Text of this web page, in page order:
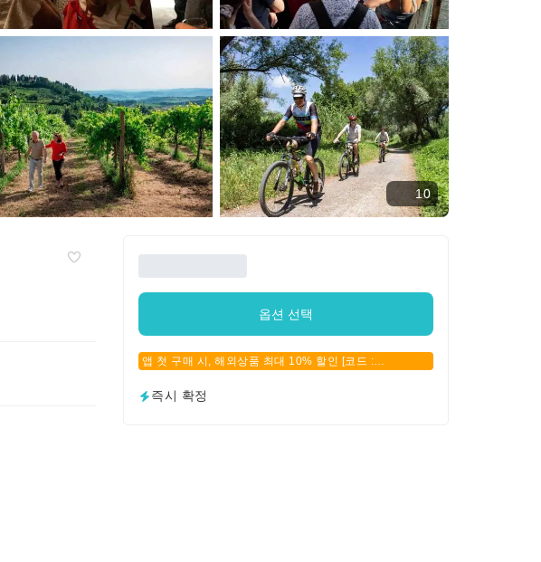
10
옵션 선택
앱 첫 구매 시, 해외상품 최대 10% 할인 [코드 :
즉시 확정